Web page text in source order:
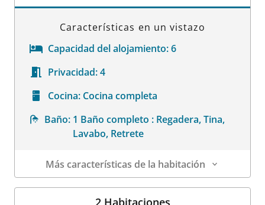
Características en un vistazo
Capacidad del alojamiento:6
Privacidad:4
Cocina: Cocina completa
Baño: 1 Baño completo : Regadera, Tina,
Lavabo, Retrete
Más características de la habitación
Datos de la habitación
2 Habitaciones